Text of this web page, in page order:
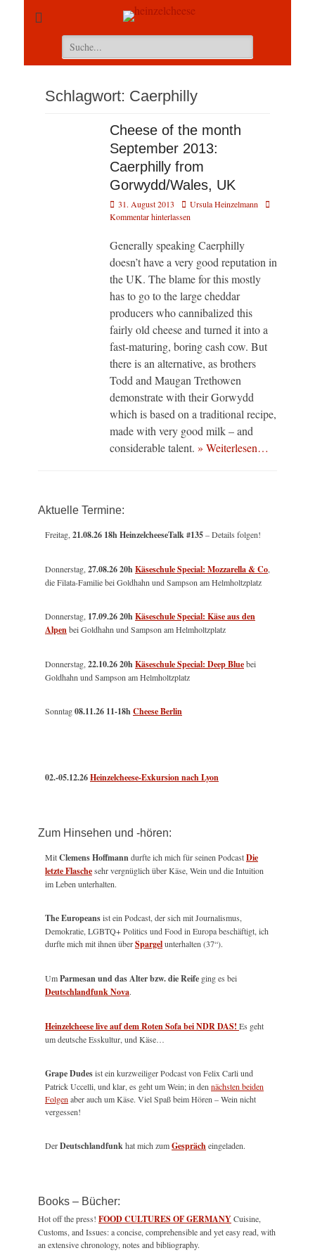
nach:
Schlagwort: Caerphilly
Cheese of the month
September 2013:
Caerphilly from
Gorwydd/Wales, UK
Veröffentlicht
am
31. August 2013 AutorUrsula Heinzelmann
Kommentar hinterlassen
Generally speaking Caerphilly
doesn’t have a very good reputation in
the UK. The blame for this mostly
has to go to the large cheddar
producers who cannibalized this
fairly old cheese and turned it into a
fast-maturing, boring cash cow. But
there is an alternative, as brothers
Todd and Maugan Trethowen
demonstrate with their Gorwydd
which is based on a traditional recipe,
made with very good milk – and
considerable talent. » Weiterlesen…
Aktuelle Termine:
Freitag, 21.08.26 18h HeinzelcheeseTalk #135– Details folgen!
Donnerstag, 27.08.26 20hKäseschule Special: Mozzarella & Co
die Filata-Familie bei Goldhahn und Sampson am Helmholtzplatz
Donnerstag, 17.09.26 20hKäseschule Special: Käse aus den
Alpenbei Goldhahn und Sampson am Helmholtzplatz
Donnerstag, 22.10.26 20hKäseschule Special: Deep Bluebei
Goldhahn und Sampson am Helmholtzplatz
Sonntag08.11.26 11-18hCheese Berlin
02.-05.12.26Heinzelcheese-Exkursion nach Lyon
Zum Hinsehen und -hören:
MitClemens Hoffmanndurfte ich mich für seinen PodcastDie
letzte Flaschesehr vergnüglich über Käse, Wein und die Intuition
im Leben unterhalten.
The Europeansist ein Podcast, der sich mit Journalismus,
Demokratie, LGBTQ+ Politics und Food in Europa beschäftigt, ich
durfte mich mit ihnen überSpargelunterhalten (37“).
UmParmesan und das Alter bzw. die Reife ging es bei
Deutschlandfunk Nova.
Heinzelcheese live auf dem Roten Sofa bei NDR DAS! Es geht
um deutsche Esskultur, und Käse…
Grape Dudesist ein kurzweiliger Podcast von Felix Carli und
Patrick Uccelli, und klar, es geht um Wein; in den nächsten beiden
Folgen aber auch um Käse. Viel Spaß beim Hören – Wein nicht
vergessen!
DerDeutschlandfunkhat mich zumGesprächeingeladen.
Books – Bücher:
Hot off the press! FOOD CULTURES OF GERMANYCuisine,
Customs, and Issues: a concise, comprehensible and yet easy read, with
an extensive chronology, notes and bibliography.